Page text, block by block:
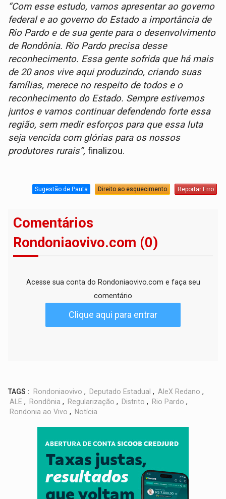
“Com esse estudo, vamos apresentar ao governo
federal e ao governo do Estado a importância de
Rio Pardo e de sua gente para o desenvolvimento
de Rondônia. Rio Pardo precisa desse
reconhecimento. Essa gente sofrida que há mais
de 20 anos vive aqui produzindo, criando suas
famílias, merece no respeito de todos e o
reconhecimento do Estado. Sempre estivemos
juntos e vamos continuar defendendo forte essa
região, sem medir esforços para que essa luta
seja vencida com glórias para os nossos
produtores rurais”,finalizou.
Sugestão de Pauta Direito ao esquecimento Reportar Erro
Comentários
Rondoniaovivo.com (0)
Acesse sua conta do Rondoniaovivo.com e faça seu
comentário
Clique aqui para entrar
TAGS : Rondoniaovivo , Deputado Estadual , AleX Redano ,
ALE , Rondônia , Regularização , Distrito , Rio Pardo ,
Rondonia ao Vivo , Notícia